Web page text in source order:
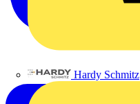
Hardy Schmitz